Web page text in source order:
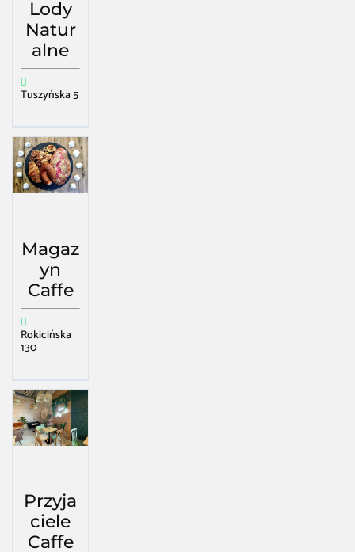
Lody
Natur
alne
Tuszyńska 5
Magaz
yn
Caffe
Rokicińska
130
Przyja
ciele
Caffe